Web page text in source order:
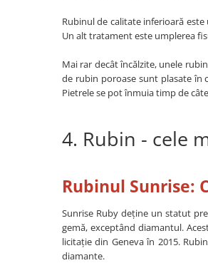
Rubinul de calitate inferioară
Un alt tratament este umplerea
Mai rar decât încălzite, unele
de rubin poroase sunt plasate în
Pietrele se pot înmuia timp de
4. Rubin - cele
Rubinul Sunrise:
Sunrise Ruby deține un statut
gemă, exceptând diamantul.
licitație din Geneva în 2015.
diamante.